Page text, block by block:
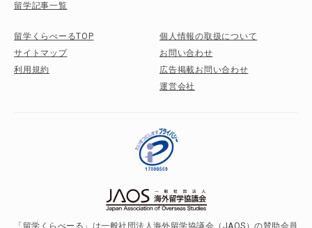
留学記事一覧
留学くらべーるTOP
サイトマップ
利用規約
個人情報の取扱について
お問い合わせ
広告掲載お問い合わせ
運営会社